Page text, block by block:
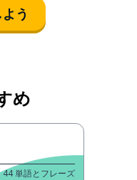
う
め
44単語とフレーズ